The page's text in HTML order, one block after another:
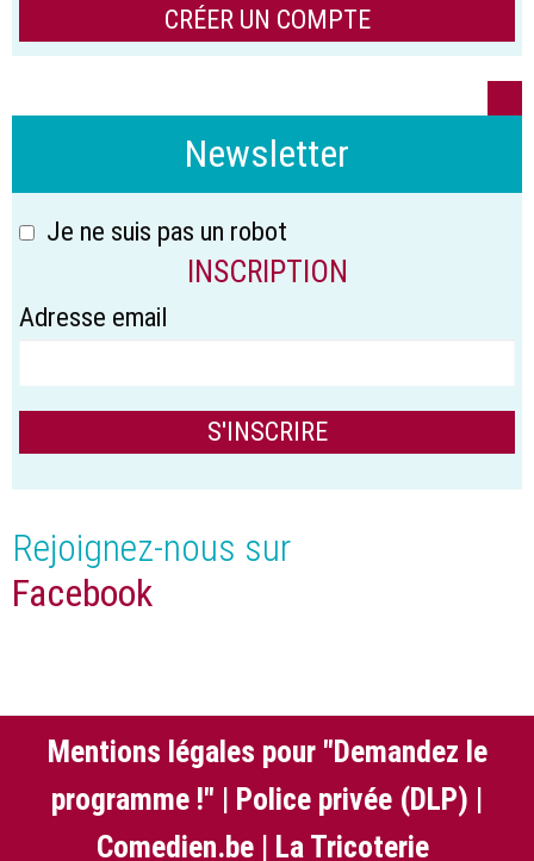
CRÉER UN COMPTE
Newsletter
Je ne suis pas un robot
INSCRIPTION
Adresse email
Rejoignez-nous sur
Facebook
Mentions légales pour "Demandez le
programme !" | Police privée (DLP) |
Comedien.be | La Tricoterie